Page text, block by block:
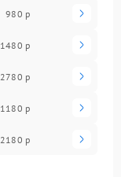
980 р
1480 р
2780 р
1180 р
2180 р